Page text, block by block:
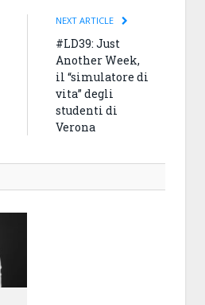
NEXT ARTICLE
#LD39: Just
Another Week,
il “simulatore di
vita” degli
studenti di
Verona